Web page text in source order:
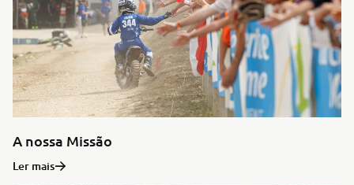
A nossa Missão
Ler mais